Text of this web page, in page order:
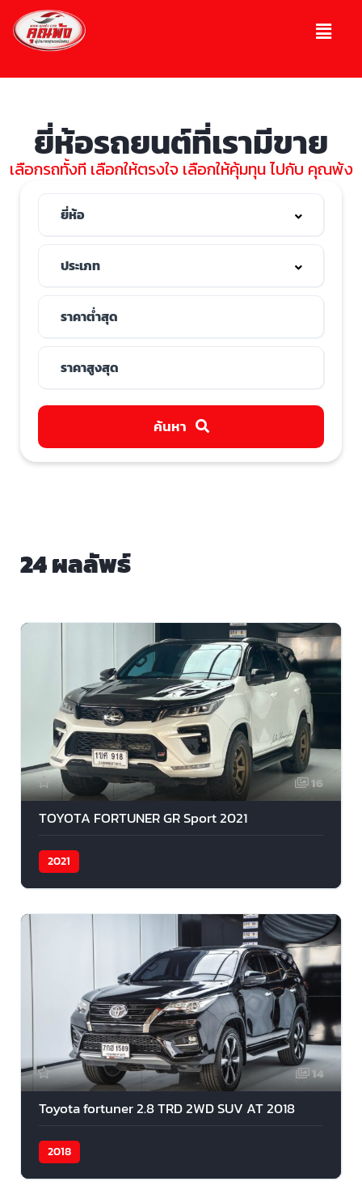
ยี่ห้อรถยนต์ที่เรามีขาย
เลือกรถทั้งที เลือกให้ตรงใจ เลือกให้คุ้มทุน ไปกับ คุณพ้ง
ค้นหา
24 ผลลัพธ์
16
TOYOTA FORTUNER GR Sport 2021
2021
14
Toyota fortuner 2.8 TRD 2WD SUV AT 2018
2018